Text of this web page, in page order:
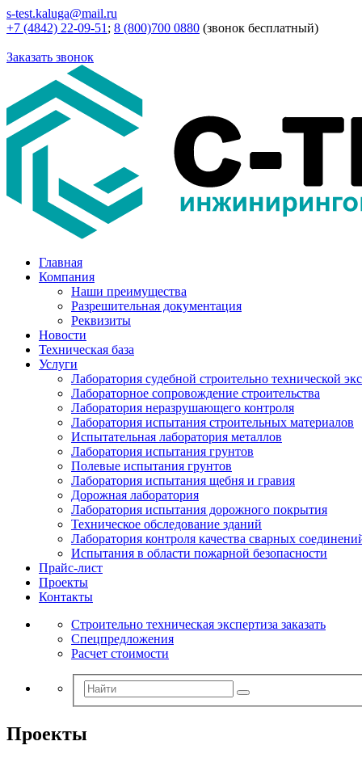
s-test.kaluga@mail.ru
+7 (4842) 22-09-51 ; 8 (800)700 0880 (звонок бесплатный)
Заказать звонок
Главная
Компания
Наши преимущества
Разрешительная документация
Реквизиты
Новости
Техническая база
Услуги
Лаборатория судебной строительно технической
Лабораторное сопровождение строительства
Лаборатория неразрушающего контроля
Лаборатория испытания строительных материалов
Испытательная лаборатория металлов
Лаборатория испытания грунтов
Полевые испытания грунтов
Лаборатория испытания щебня и гравия
Дорожная лаборатория
Лаборатория испытания дорожного покрытия
Техническое обследование зданий
Лаборатория контроля качества сварных
Испытания в области пожарной безопасности
Прайс-лист
Проекты
Контакты
Строительно техническая экспертиза заказать
Спецпредложения
Расчет стоимости
Проекты